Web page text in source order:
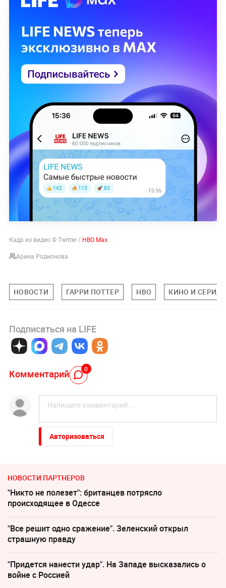
Кадр из видео © Twitter /HBO Max
Арина Родионова
НОВОСТИ ГАРРИ ПОТТЕР HBO КИНО И
Подписаться на LIFE
Комментарий 0
Авторизоваться
НОВОСТИ ПАРТНЕРОВ
"Никто не полезет": британцев потрясло
происходящее в Одессе
"Все решит одно сражение". Зеленский открыл
страшную правду
"Придется нанести удар". На Западе высказались о
войне с Россией